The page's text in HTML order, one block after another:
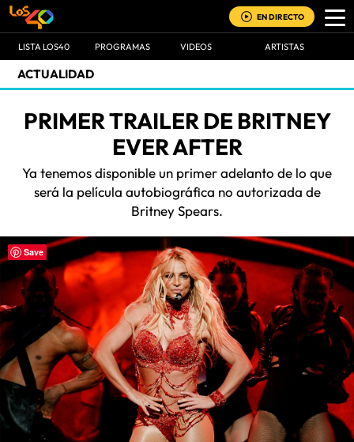
EN DIRECTO
LISTA LOS40 PROGRAMAS VIDEOS ARTISTAS
ACTUALIDAD
PRIMER TRAILER DE BRITNEY
EVER AFTER
Ya tenemos disponible un primer adelanto de lo que
será la película autobiográfica no autorizada de
Britney Spears.
Save